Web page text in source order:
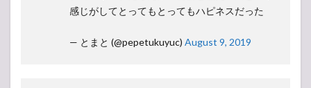
感じがしてとってもとってもハピネスだった
— とまと (@pepetukuyuc) August 9, 2019